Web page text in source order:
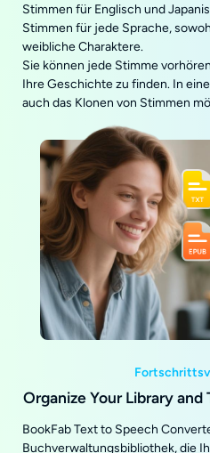
Stimmen für Englisch und
Stimmen für jede Sprache,
weibliche Charaktere.
Sie können jede Stimme
Ihre Geschichte zu finden. In
auch das Klonen von Stimmen
Organize Your Library and
BookFab Text to Speech
Buchverwaltungsbibliothek, die